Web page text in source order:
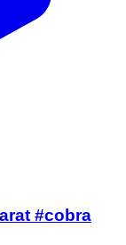
#cobra